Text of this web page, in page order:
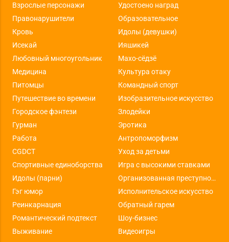
Взрослые персонажи
Удостоено наград
Правонарушители
Образовательное
Кровь
Идолы (девушки)
Исекай
Ияшикей
Любовный многоугольник
Махо-сёдзё
Медицина
Культура отаку
Питомцы
Командный спорт
Путешествие во времени
Изобразительное искусство
Городское фэнтези
Злодейки
Гурман
Эротика
Работа
Антропоморфизм
CGDCT
Уход за детьми
Спортивные единоборства
Игра с высокими ставками
Идолы (парни)
Организованная преступность
Гэг юмор
Исполнительское искусство
Реинкарнация
Обратный гарем
Романтический подтекст
Шоу-бизнес
Выживание
Видеоигры